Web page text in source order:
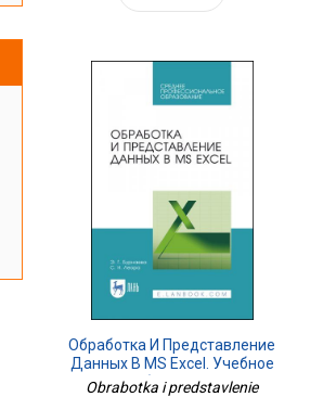
Обработка И Представление
Данных В MS Excel. Учебное
Пособие Для СПО
Obrabotka i predstavlenie